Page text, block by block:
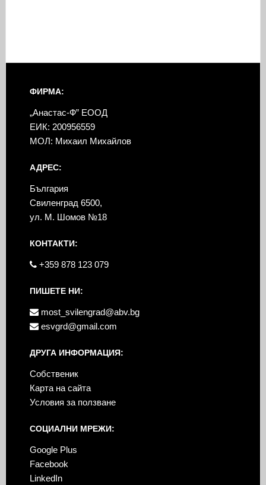
ФИРМА:
„Анастас-Ф” ЕООД
ЕИК: 200956559
МОЛ: Михаил Михайлов
АДРЕС:
България
Свиленград 6500,
ул. М. Шомов №18
КОНТАКТИ:
+359 878 123 079
ПИШЕТЕ НИ:
most_svilengrad@abv.bg
esvgrd@gmail.com
ДРУГА ИНФОРМАЦИЯ:
Собственик
Карта на сайта
Условия за ползване
СОЦИАЛНИ МРЕЖИ:
Google Plus
Facebook
LinkedIn